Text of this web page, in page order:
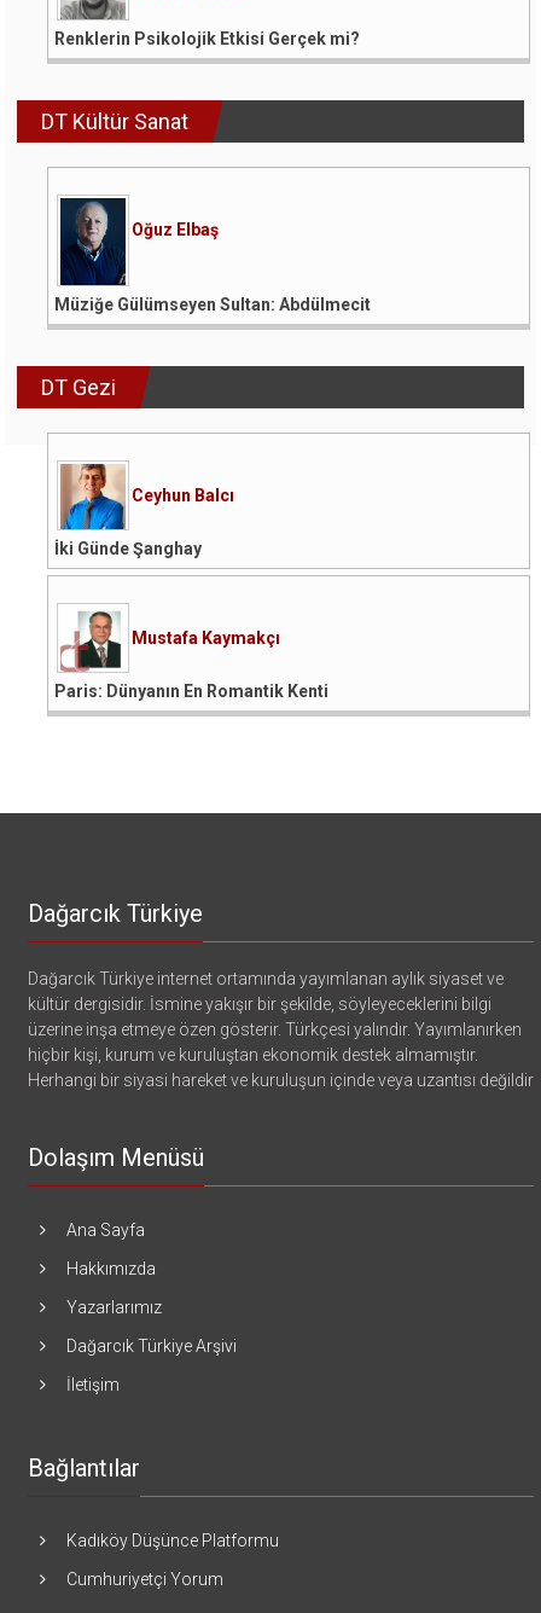
Renklerin Psikolojik Etkisi Gerçek mi?
DT Kültür Sanat
Oğuz Elbaş
Müziğe Gülümseyen Sultan: Abdülmecit
DT Gezi
Ceyhun Balcı
İki Günde Şanghay
Mustafa Kaymakçı
Paris: Dünyanın En Romantik Kenti
Dağarcık Türkiye
Dağarcık Türkiye internet ortamında yayımlanan aylık siyaset ve
kültür dergisidir. İsmine yakışır bir şekilde, söyleyeceklerini bilgi
üzerine inşa etmeye özen gösterir. Türkçesi yalındır. Yayımlanırken
hiçbir kişi, kurum ve kuruluştan ekonomik destek almamıştır.
Herhangi bir siyasi hareket ve kuruluşun içinde veya uzantısı değildir
Dolaşım Menüsü
Ana Sayfa
Hakkımızda
Yazarlarımız
Dağarcık Türkiye Arşivi
İletişim
Bağlantılar
Kadıköy Düşünce Platformu
Cumhuriyetçi Yorum